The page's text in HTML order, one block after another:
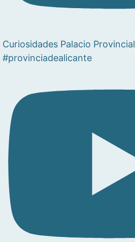
Curiosidades Palacio Provincial
#provinciadealicante